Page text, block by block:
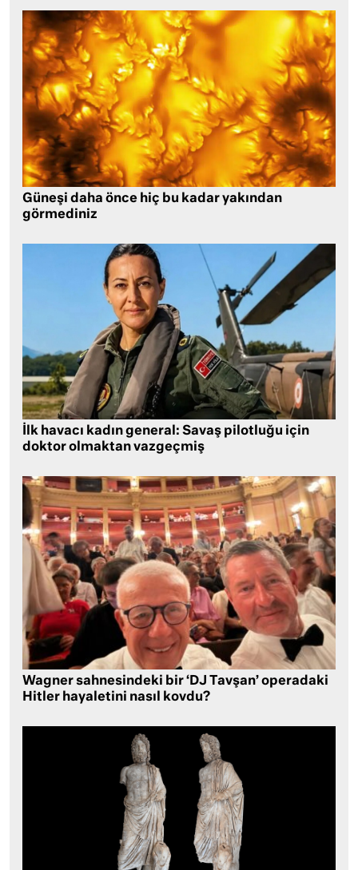
Güneşi daha önce hiç bu kadar yakından
görmediniz
İlk havacı kadın general: Savaş pilotluğu için
doktor olmaktan vazgeçmiş
Wagner sahnesindeki bir ‘DJ Tavşan’ operadaki
Hitler hayaletini nasıl kovdu?